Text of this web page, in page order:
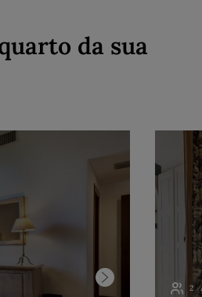
da sua
2